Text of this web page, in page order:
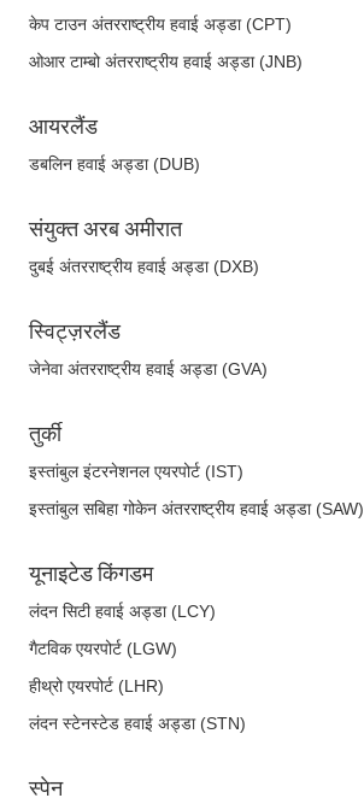
केप टाउन अंतरराष्ट्रीय हवाई अड्डा (CPT)
ओआर टाम्बो अंतरराष्ट्रीय हवाई अड्डा (JNB)
आयरलैंड
डबलिन हवाई अड्डा (DUB)
संयुक्त अरब अमीरात
दुबई अंतरराष्ट्रीय हवाई अड्डा (DXB)
स्विट्ज़रलैंड
जेनेवा अंतरराष्ट्रीय हवाई अड्डा (GVA)
तुर्की
इस्तांबुल इंटरनेशनल एयरपोर्ट (IST)
इस्तांबुल सबिहा गोकेन अंतरराष्ट्रीय हवाई अड्डा (SAW)
यूनाइटेड किंगडम
लंदन सिटी हवाई अड्डा (LCY)
गैटविक एयरपोर्ट (LGW)
हीथ्रो एयरपोर्ट (LHR)
लंदन स्टेनस्टेड हवाई अड्डा (STN)
स्पेन